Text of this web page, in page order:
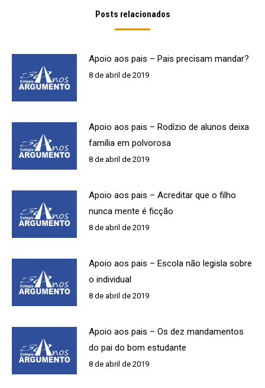
Posts relacionados
Apoio aos pais – Pais precisam mandar?
8 de abril de 2019
Apoio aos pais – Rodízio de alunos deixa
família em polvorosa
8 de abril de 2019
Apoio aos pais – Acreditar que o filho
nunca mente é ficção
8 de abril de 2019
Apoio aos pais – Escola não legisla sobre
o individual
8 de abril de 2019
Apoio aos pais – Os dez mandamentos
do pai do bom estudante
8 de abril de 2019